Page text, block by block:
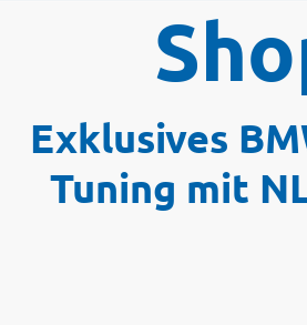
Exklusives
Tuning mit